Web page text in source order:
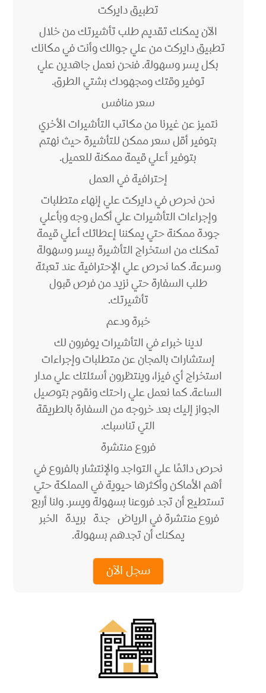
تطبيق دايركت
الآن يمكنك تقديم طلب تأشيرتك من خلال
تطبيق دايركت من علي جوالك وأنت في مكانك
بكل يسر وسهولة. فنحن نعمل جاهدين علي
توفير وقتك ومجهودك بشتي الطرق.
سعر منافس
نتميز عن غيرنا من مكاتب التأشيرات الأخري
بتوفير أقل سعر ممكن للتأشيرة حيث نهتم
بتوفير أعلي قيمة ممكنة للعميل.
إحترافية في العمل
نحن نحرص في دايركت علي إنهاء متطلبات
وإجراءات التأشيرات علي أكمل وجه وبأعلي
جودة ممكنة حتي يمكننا إعطائك أعلي قيمة
تمكنك من استخراج التأشيرة بيسر وسهولة
وسرعة. كما نحرص علي الإحترافية عند تعبئة
طلب السفارة حتي نزيد من فرص قبول
تأشيرتك.
خبرة ودعم
لدينا خبراء في التأشيرات يوفرون لك
إستشارات بالمجان عن متطلبات وإجراءات
استخراج أي فيزا، وينتظرون أسئلتك علي مدار
الساعة. كما نعمل علي راحتك ونقوم بتوصيل
الجواز إليك بعد خروجه من السفارة بالطريقة
التي تناسبك.
فروع منتشرة
نحرص دائمًا علي التواجد والإنتشار بالفروع في
أهم الأماكن وأكثرها حيوية في المملكة حتي
تستطيع أن تجد فروعنا بسهولة ويسر. ولنا أربع
فروع منتشرة في الرياض جدة بريدة الخبر
يمكنك أن تجدهم بسهولة.
سجل الآن